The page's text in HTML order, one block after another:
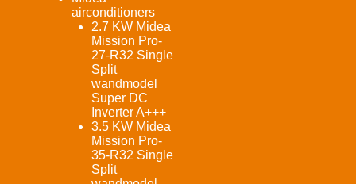
airconditioners
2.7 KW Midea
Mission Pro-
27-R32 Single
Split
wandmodel
Super DC
Inverter A+++
3.5 KW Midea
Mission Pro-
35-R32 Single
Split